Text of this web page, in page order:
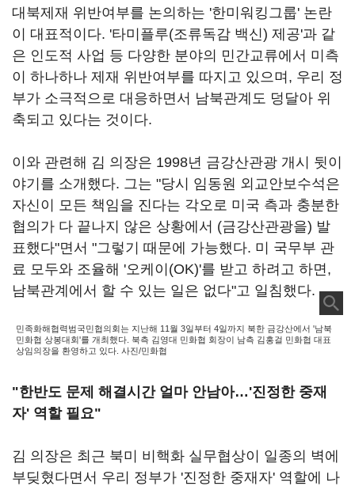
대북제재 위반여부를 논의하는 '한미워킹그룹' 논란
이 대표적이다. '타미플루(조류독감 백신) 제공'과 같
은 인도적 사업 등 다양한 분야의 민간교류에서 미측
이 하나하나 제재 위반여부를 따지고 있으며, 우리 정
부가 소극적으로 대응하면서 남북관계도 덩달아 위
축되고 있다는 것이다.
이와 관련해 김 의장은 1998년 금강산관광 개시 뒷이
야기를 소개했다. 그는 "당시 임동원 외교안보수석은
자신이 모든 책임을 진다는 각오로 미국 측과 충분한
협의가 다 끝나지 않은 상황에서 (금강산관광을) 발
표했다"면서 "그렇기 때문에 가능했다. 미 국무부 관
료 모두와 조율해 '오케이(OK)'를 받고 하려고 하면,
남북관계에서 할 수 있는 일은 없다"고 일침했다.
민족화해협력범국민협의회는 지난해 11월 3일부터 4일까지 북한 금강산에서 '남북
민화협 상봉대회'를 개최했다. 북측 김영대 민화협 회장이 남측 김홍걸 민화협 대표
상임의장을 환영하고 있다. 사진/민화협
"한반도 문제 해결시간 얼마 안남아…'진정한 중재
자' 역할 필요"
김 의장은 최근 북미 비핵화 실무협상이 일종의 벽에
부딪혔다면서 우리 정부가 '진정한 중재자' 역할에 나